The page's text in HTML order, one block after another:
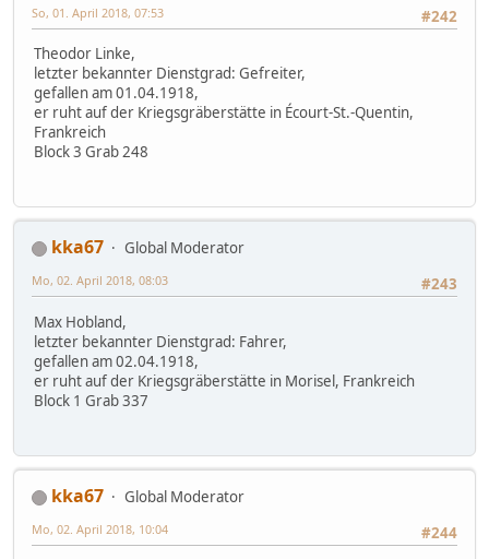
#242
So, 01. April 2018, 07:53
Theodor Linke,
letzter bekannter Dienstgrad: Gefreiter,
gefallen am 01.04.1918,
er ruht auf der Kriegsgräberstätte in Écourt-St.-Quentin,
Frankreich
Block 3 Grab 248
kka67
Global Moderator
#243
Mo, 02. April 2018, 08:03
Max Hobland,
letzter bekannter Dienstgrad: Fahrer,
gefallen am 02.04.1918,
er ruht auf der Kriegsgräberstätte in Morisel, Frankreich
Block 1 Grab 337
kka67
Global Moderator
#244
Mo, 02. April 2018, 10:04